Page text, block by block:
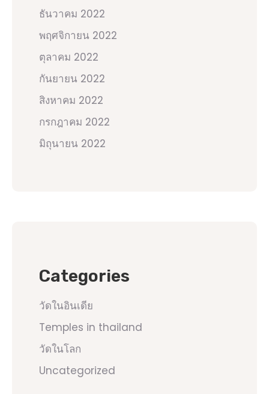
ธันวาคม 2022
พฤศจิกายน 2022
ตุลาคม 2022
กันยายน 2022
สิงหาคม 2022
กรกฎาคม 2022
มิถุนายน 2022
Categories
วัดในอินเดีย
Temples in thailand
วัดในโลก
Uncategorized